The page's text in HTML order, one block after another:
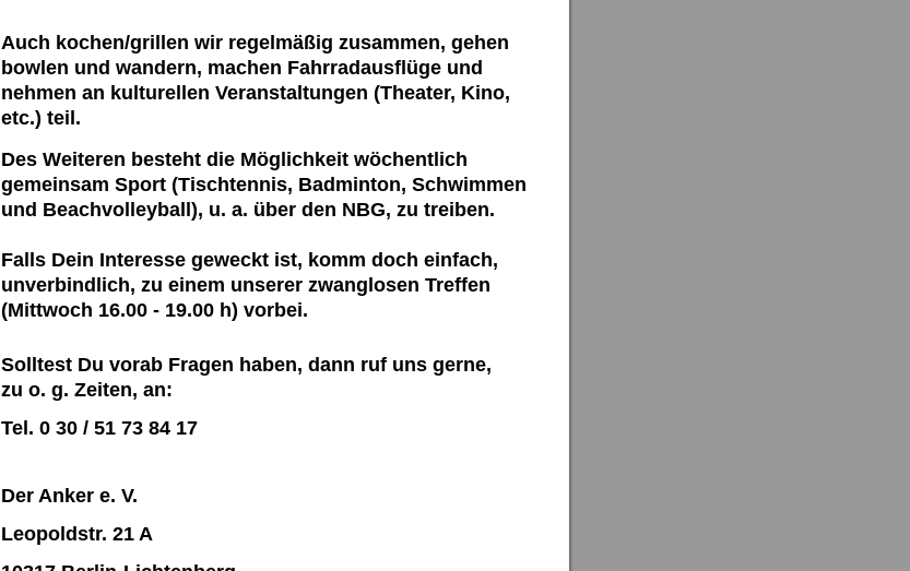
Auch kochen/grillen wir regelmäßig zusammen, gehen
bowlen und wandern, machen Fahrradausflüge und
nehmen an kulturellen Veranstaltungen (Theater, Kino,
etc.) teil.
Des Weiteren besteht die Möglichkeit wöchentlich
gemeinsam Sport (Tischtennis, Badminton, Schwimmen
und Beachvolleyball), u. a. über den NBG, zu treiben.
Falls Dein Interesse geweckt ist, komm doch einfach,
unverbindlich, zu einem unserer zwanglosen Treffen
(Mittwoch 16.00 - 19.00 h) vorbei.
Solltest Du vorab Fragen haben, dann ruf uns gerne,
zu o. g. Zeiten, an:
Tel. 0 30 / 51 73 84 17
Der Anker e. V.
Leopoldstr. 21 A